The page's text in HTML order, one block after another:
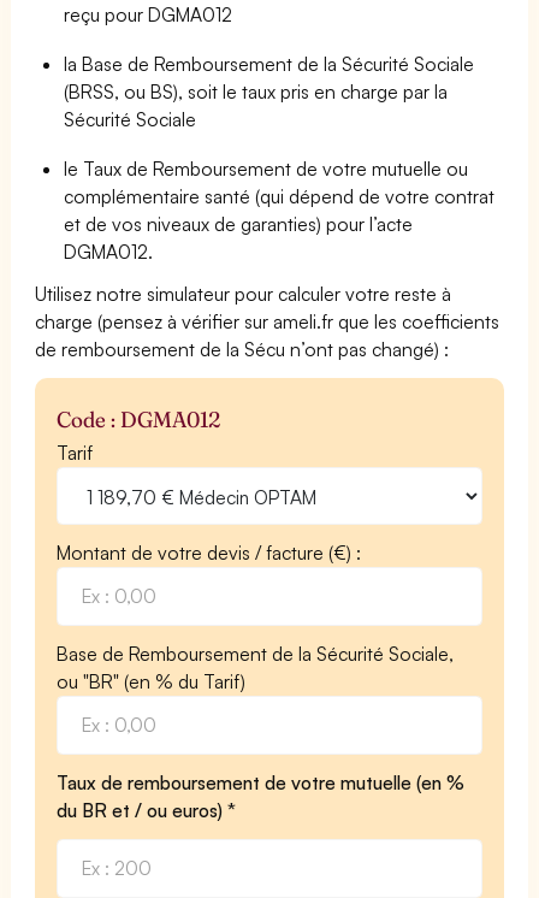
reçu pour DGMA012
la Base de Remboursement de la Sécurité Sociale
(BRSS, ou BS), soit le taux pris en charge par la
Sécurité Sociale
le Taux de Remboursement de votre mutuelle ou
complémentaire santé (qui dépend de votre contrat
et de vos niveaux de garanties) pour l’acte
DGMA012.
Utilisez notre simulateur pour calculer votre reste à
charge (pensez à vérifier sur ameli.fr que les coefficients
de remboursement de la Sécu n’ont pas changé) :
Code : DGMA012
Tarif
Montant de votre devis / facture (€) :
Base de Remboursement de la Sécurité Sociale,
ou "BR" (en % du Tarif)
Taux de remboursement de votre mutuelle (en %
du BR et / ou euros) *